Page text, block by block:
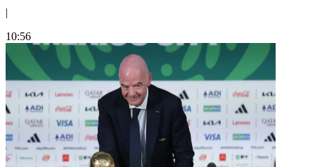
|
10:56